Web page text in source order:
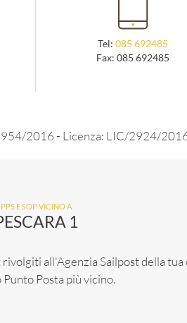
Tel:085 692485
Fax: 085 692485
2016 - Licenza: LIC/2924/
PPS E SOP VICINO A
1
all'Agenzia Sailpost della
Posta più vicino.